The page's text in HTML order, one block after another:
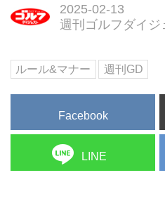
る人と
右され
ます
緒に
人、ち
すも
2025-02-13
週刊ゴルフダイジ
ルール&マナー 週刊GD
Facebook
LINE